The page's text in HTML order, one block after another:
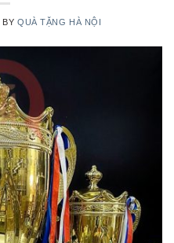
BYQUÀ TẶNG HÀ NỘI